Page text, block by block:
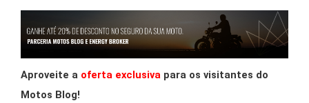
Aproveite a oferta exclusiva para os visitantes do
Motos Blog!